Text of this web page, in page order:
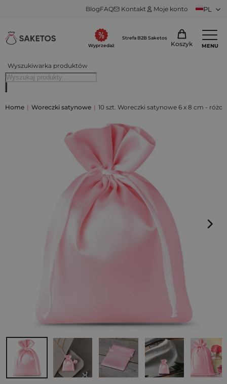
BlogFAQ Kontakt Moje konto PL
Wyszukiwarka produktów
Wyprzedaż
Strefa B2B Saketos
Koszyk MENU
Home | Woreczki satynowe | 10 szt. Woreczki satynowe 6 x 8 cm -